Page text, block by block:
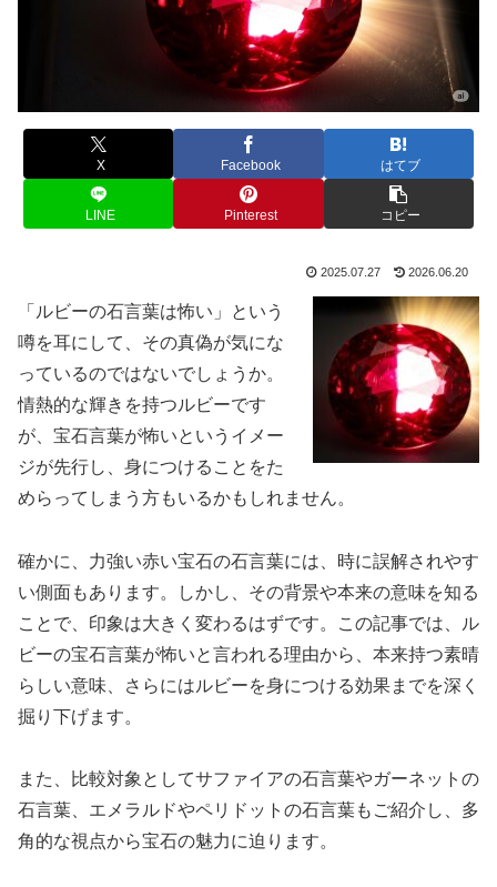
X Facebook はてブ
LINE Pinterest コピー
2025.07.27 2026.06.20
「ルビーの石言葉は怖い」という
噂を耳にして、その真偽が気にな
っているのではないでしょうか。
情熱的な輝きを持つルビーです
が、宝石言葉が怖いというイメー
ジが先行し、身につけることをた
めらってしまう方もいるかもしれません。
確かに、力強い赤い宝石の石言葉には、時に誤解されやす
い側面もあります。しかし、その背景や本来の意味を知る
ことで、印象は大きく変わるはずです。この記事では、ル
ビーの宝石言葉が怖いと言われる理由から、本来持つ素晴
らしい意味、さらにはルビーを身につける効果までを深く
掘り下げます。
また、比較対象としてサファイアの石言葉やガーネットの
石言葉、エメラルドやペリドットの石言葉もご紹介し、多
角的な視点から宝石の魅力に迫ります。